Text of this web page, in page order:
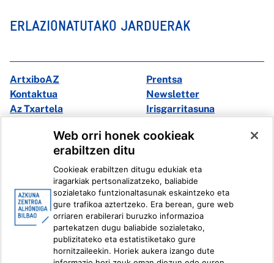
ERLAZIONATUTAKO JARDUERAK
ArtxiboAZ
Prentsa
Kontaktua
Newsletter
Az Txartela
Irisgarritasuna
Instagram
Youtube
Linkedin
Ivoox
Lege informazioa Barneko Informazio Sistema
Web orri honek cookieak
erabiltzen ditu
Cookieak erabiltzen ditugu edukiak eta
iragarkiak pertsonalizatzeko, baliabide
sozialetako funtzionaltasunak eskaintzeko eta
gure trafikoa aztertzeko. Era berean, gure web
orriaren erabilerari buruzko informazioa
partekatzen dugu baliabide sozialetako,
publizitateko eta estatistiketako gure
hornitzaileekin. Horiek aukera izango dute